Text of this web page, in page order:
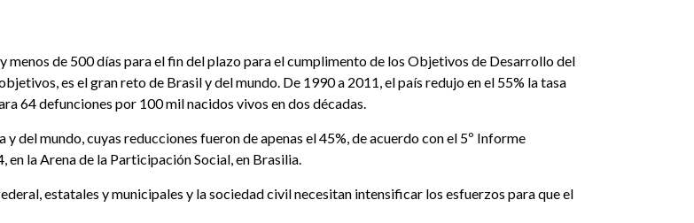
menos de 500 días para el fin del plazo para el cumplimento de los Objetivos de Desarrollo del
es el gran reto de Brasil y del mundo. De 1990 a 2011, el país redujo en el 55% la tasa
64 defunciones por 100 mil nacidos vivos en dos décadas.
del mundo, cuyas reducciones fueron de apenas el 45%, de acuerdo con el 5º Informe
la Arena de la Participación Social, en Brasilia.
estatales y municipales y la sociedad civil necesitan intensificar los esfuerzos para que el